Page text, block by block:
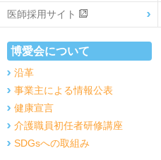
医師採用サイト
博愛会について
沿革
事業主による情報公表
健康宣言
介護職員初任者研修講座
SDGsへの取組み